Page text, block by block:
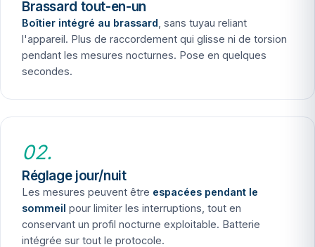
Brassard tout-en-un
Boîtier intégré au brassard , sans tuyau reliant
l'appareil. Plus de raccordement qui glisse ni de torsion
pendant les mesures nocturnes. Pose en quelques
secondes.
02.
Réglage jour/nuit
Les mesures peuvent être espacées pendant le
sommeil pour limiter les interruptions, tout en
conservant un profil nocturne exploitable. Batterie
intégrée sur tout le protocole.